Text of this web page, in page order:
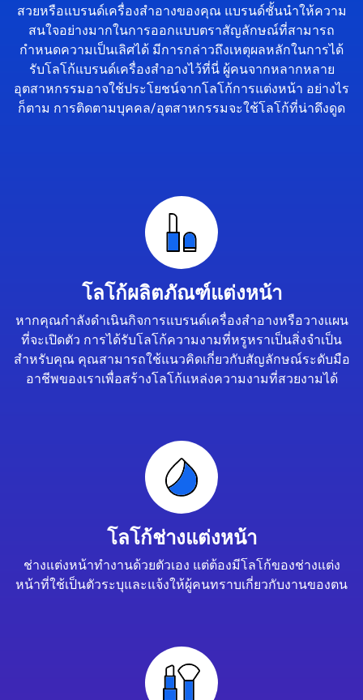
สวยหรือแบรนด์เครื่องสำอางของคุณ แบรนด์ชั้นนำให้ความ
สนใจอย่างมากในการออกแบบตราสัญลักษณ์ที่สามารถ
กำหนดความเป็นเลิศได้ มีการกล่าวถึงเหตุผลหลักในการได้
รับโลโก้แบรนด์เครื่องสำอางไว้ที่นี่ ผู้คนจากหลากหลาย
อุตสาหกรรมอาจใช้ประโยชน์จากโลโก้การแต่งหน้า อย่างไร
ก็ตาม การติดตามบุคคล/อุตสาหกรรมจะใช้โลโก้ที่น่าดึงดูด
โลโก้ผลิตภัณฑ์แต่งหน้า
หากคุณกำลังดำเนินกิจการแบรนด์เครื่องสำอางหรือวางแผน
ที่จะเปิดตัว การได้รับโลโก้ความงามที่หรูหราเป็นสิ่งจำเป็น
สำหรับคุณ คุณสามารถใช้แนวคิดเกี่ยวกับสัญลักษณ์ระดับมือ
อาชีพของเราเพื่อสร้างโลโก้แหล่งความงามที่สวยงามได้
โลโก้ช่างแต่งหน้า
ช่างแต่งหน้าทำงานด้วยตัวเอง แต่ต้องมีโลโก้ของช่างแต่ง
หน้าที่ใช้เป็นตัวระบุและแจ้งให้ผู้คนทราบเกี่ยวกับงานของตน